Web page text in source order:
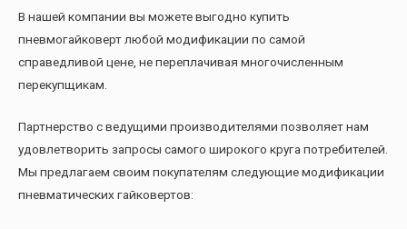
В нашей компании вы можете выгодно купить
пневмогайковерт любой модификации по самой
справедливой цене, не переплачивая многочисленным
перекупщикам.
Партнерство с ведущими производителями позволяет нам
удовлетворить запросы самого широкого круга потребителей.
Мы предлагаем своим покупателям следующие модификации
пневматических гайковертов: